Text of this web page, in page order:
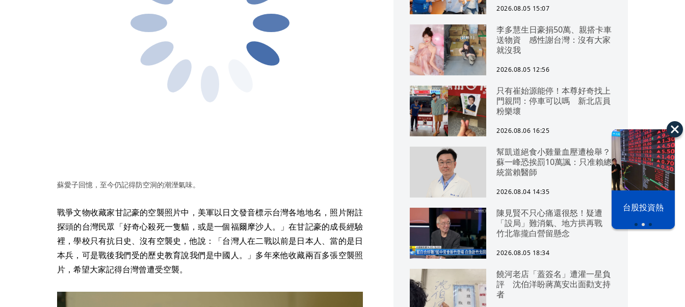
漢光42演習 台股投資熱
蘇愛子回憶，至今仍記得防空洞的潮溼氣味。
戰爭文物收藏家甘記豪的空襲照片中，美軍以日文發音標示台灣各地地名，照片附註
探頭的台灣民眾「好奇心殺死一隻貓，或是一個福爾摩沙人。」在甘記豪的成長經驗
裡，學校只有抗日史、沒有空襲史，他說：「台灣人在二戰以前是日本人、當的是日
本兵，可是戰後我們受的歷史教育說我們是中國人。」多年來他收藏兩百多張空襲照
片，希望大家記得台灣曾遭受空襲。
2026.08.05 15:07
李多慧生日豪捐50萬、親搭卡車
送物資 感性謝台灣：沒有大家
就沒我
2026.08.05 12:56
只有崔始源能停！本尊好奇找上
門親問：停車可以嗎 新北店員
粉樂壞
2026.08.06 16:25
幫凱道絕食小雞量血壓遭檢舉？
蘇一峰恐挨罰10萬諷：只准賴總
統當賴醫師
2026.08.04 14:35
陳見賢不只心痛還很怒！疑遭
「設局」難消氣、地方拱再戰
竹北靠攏白營留懸念
2026.08.05 18:34
饒河老店「蓋簽名」遭灌一星負
評 沈伯洋盼蔣萬安出面勸支持
者